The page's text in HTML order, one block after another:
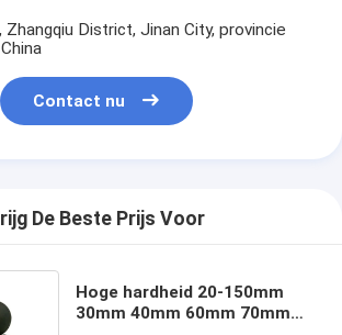
Zhangqiu District, Jinan City, provincie
Contact nu
De Beste Prijs Voor
Hoge hardheid 20-150mm
30mm 40mm 60mm 70mm